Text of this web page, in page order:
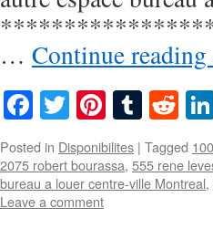
… Continue reading
Facebook
TwitterPinterest
Posted in Disponibilites | Tagged
2075 robert bourassa, 555 rene
bureau a louer centre-ville Montreal,
Leave a comment